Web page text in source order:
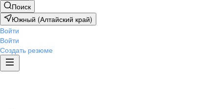
Поиск
Южный (Алтайский край)
Войти
Войти
Создать резюме